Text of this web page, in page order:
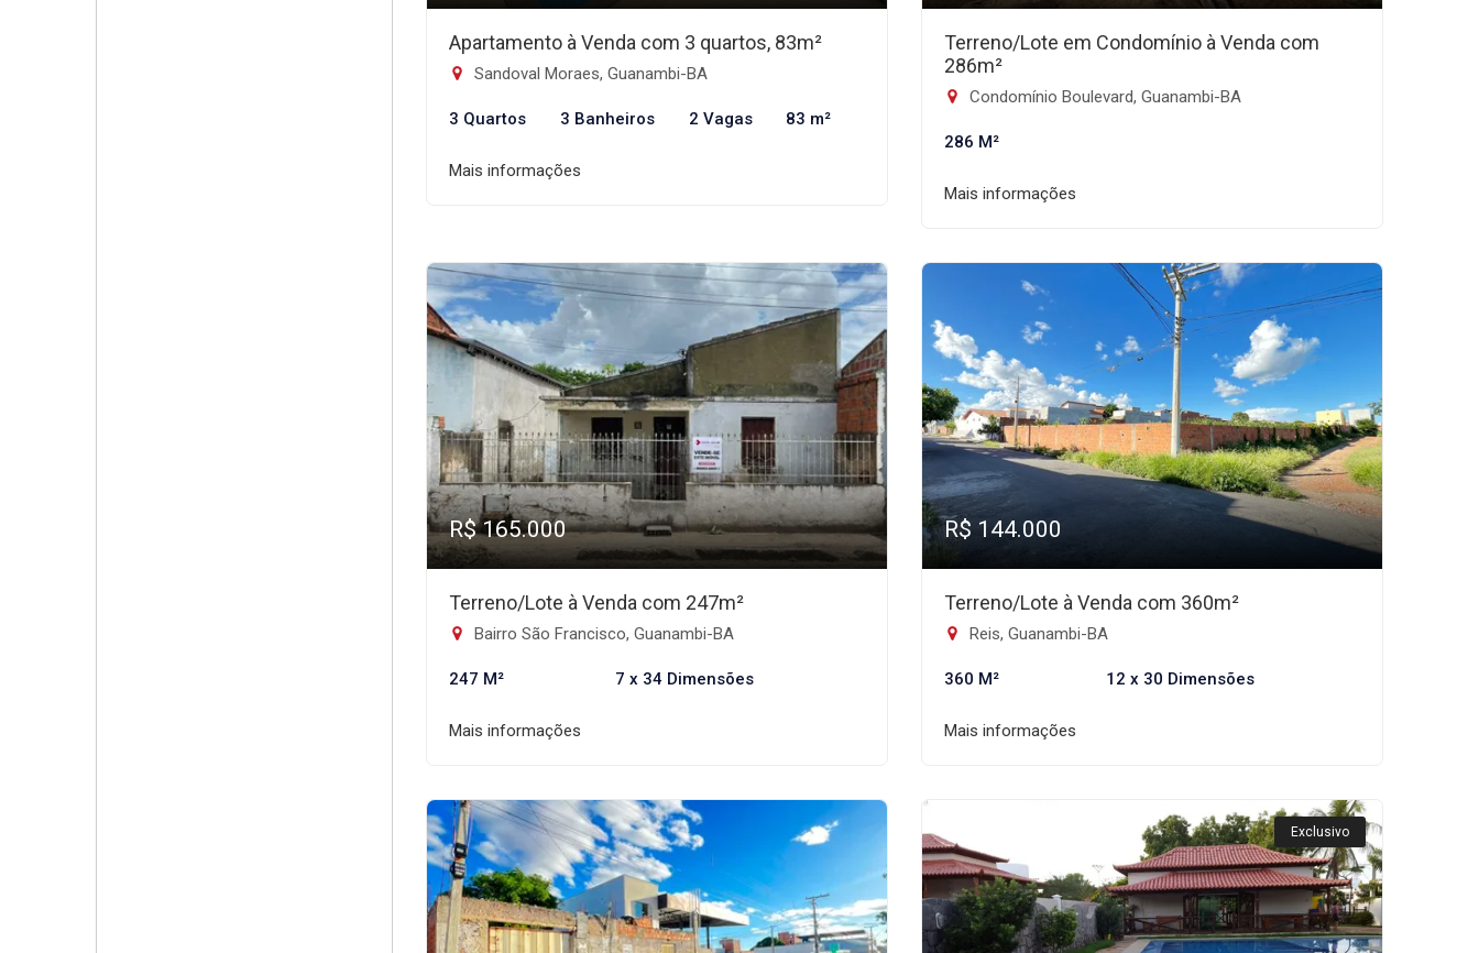
Apartamento à Venda com 3 quartos, 83m²
Sandoval Moraes, Guanambi-BA
3 Quartos 3 Banheiros 2 Vagas 83 m²
Mais informações
Terreno/Lote em Condomínio à Venda com
286m²
Condomínio Boulevard, Guanambi-BA
286 M²
Mais informações
R$ 165.000
Terreno/Lote à Venda com 247m²
Bairro São Francisco, Guanambi-BA
247 M² 7 x 34 Dimensões
Mais informações
R$ 144.000
Terreno/Lote à Venda com 360m²
Reis, Guanambi-BA
360 M² 12 x 30 Dimensões
Mais informações
Exclusivo